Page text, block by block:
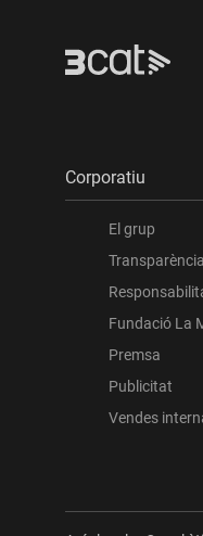
Corporatiu
El grup
Transparència
Fundació La
Premsa
Publicitat
Vendes